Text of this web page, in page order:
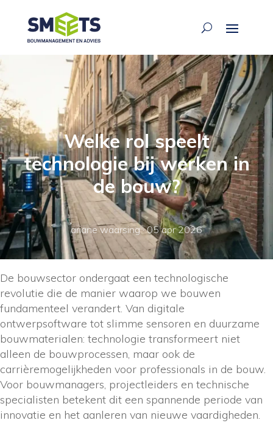
Welke rol speelt
technologie bij werken in
de bouw?
ariane waarsing·05 apr 2026
De bouwsector ondergaat een technologische
revolutie die de manier waarop we bouwen
fundamenteel verandert. Van digitale
ontwerpsoftware tot slimme sensoren en duurzame
bouwmaterialen: technologie transformeert niet
alleen de bouwprocessen, maar ook de
carrièremogelijkheden voor professionals in de bouw.
Voor bouwmanagers, projectleiders en technische
specialisten betekent dit een spannende periode van
innovatie en het aanleren van nieuwe vaardigheden.